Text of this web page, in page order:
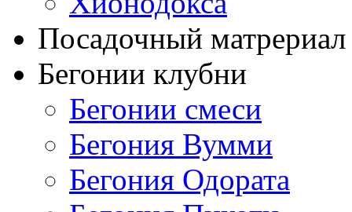
Посадочный матрериал
Бегонии клубни
Бегонии смеси
Бегония Вумми
Бегония Одората